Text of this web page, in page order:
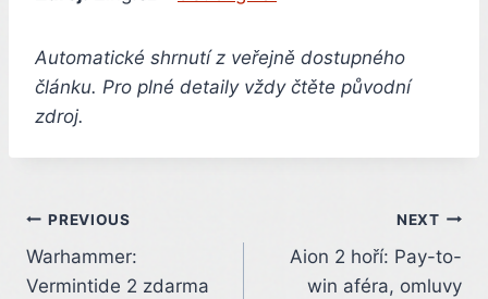
Automatické shrnutí z veřejně dostupného
článku. Pro plné detaily vždy čtěte původní
zdroj.
Post
navigation
PREVIOUS
Warhammer:
Vermintide 2 zdarma
NEXT
Aion 2 hoří: Pay-to-
win aféra, omluvy